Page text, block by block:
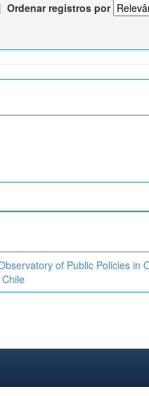
| Ordenar registros por
of Public Policies in